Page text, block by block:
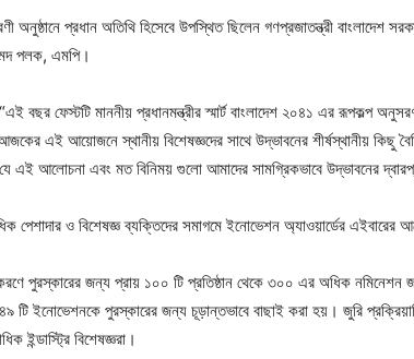
অনুষ্ঠানে প্রধান অতিথি হিসেবে উপস্থিত ছিলেন গণপ্রজাতন্ত্রী বাংলাদেশ
পলক, এমপি।
বছর ফেস্টটি মাননীয় প্রধানমন্ত্রীর স্মার্ট বাংলাদেশ ২০৪১ এর রূপকল্প
এই আয়োজনে স্থানীয় বিশেষজ্ঞদের সাথে উদ্ভাবনের শীর্ষস্থানীয় কিছু
এই আলোচনা এবং মত বিনিময় গুলো আমাদের সামগ্রিকভাবে উদ্ভাবনের
পেশাদার ও বিশেষজ্ঞ ব্যক্তিদের সমাগমে ইনোভেশন অ্যাওয়ার্ডের এইবারের
পুরস্কারের জন্য প্রায় ১০০ টি প্রতিষ্ঠান থেকে ৩০০ এর অধিক নমিনেশন
টি ইনোভেশনকে পুরস্কারের জন্য চূড়ান্তভাবে বাছাই করা হয়। জুরি
ইন্ডাস্ট্রি বিশেষজ্ঞরা।